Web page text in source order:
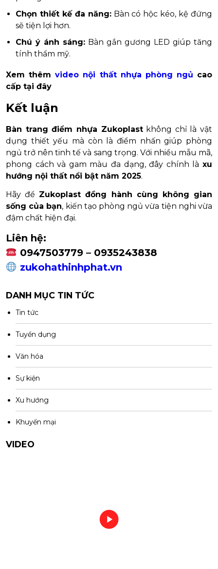
Chọn thiết kế đa năng:Bàn có hộc kéo, kệ đứng
sẽ tiện lợi hơn.
Chú ý ánh sáng: Bàn gắn gương LED giúp tăng
tính thẩm mỹ.
Xem thêmvideo nội thất nhựa phòng ngủ cao
cấp tại đây
Kết luận
Bàn trang điểm nhựa Zukoplastkhông chỉ là vật
dụng thiết yếu mà còn là điểm nhấn giúp phòng
ngủ trở nên tinh tế và sang trọng. Với nhiều mẫu mã,
phong cách và gam màu đa dạng, đây chính là xu
hướng nội thất nổi bật năm 2025.
Hãy để Zukoplast đồng hành cùng không gian
sống của bạn, kiến tạo phòng ngủ vừa tiện nghi vừa
đậm chất hiện đại.
Liên hệ:
0947503779 – 0935243838
zukohathinhphat.vn
DANH MỤC TIN TỨC
Tin tức
Tuyển dụng
Văn hóa
Sự kiện
Xu hướng
Khuyến mại
VIDEO